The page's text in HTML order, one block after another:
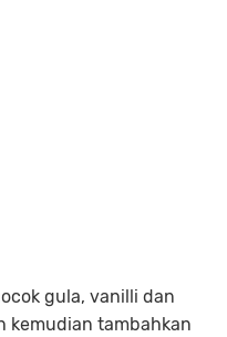
gula, vanilli dan
kemudian tambahkan